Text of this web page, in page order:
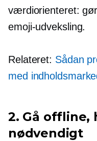
værdiorienteret:
emoji-udveksling.
Relateret: Sådan
med
2. Gå offline,
nødvendigt